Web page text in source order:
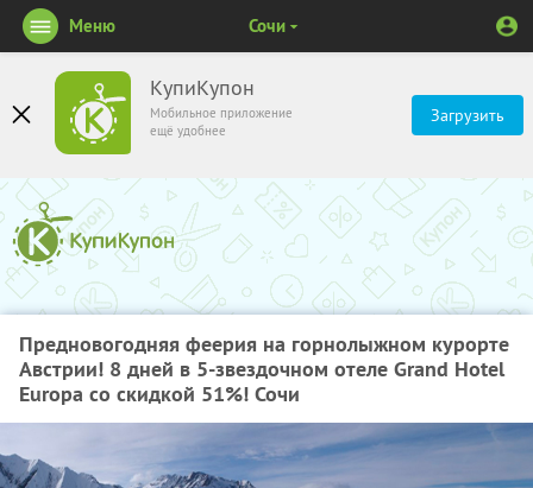
КупиКупон
Мобильное приложение
ещё удобнее
Загрузить
Меню Сочи
Предновогодняя феерия на горнолыжном курорте
Австрии! 8 дней в 5-звездочном отеле Grand Hotel
Europa со скидкой 51%! Сочи